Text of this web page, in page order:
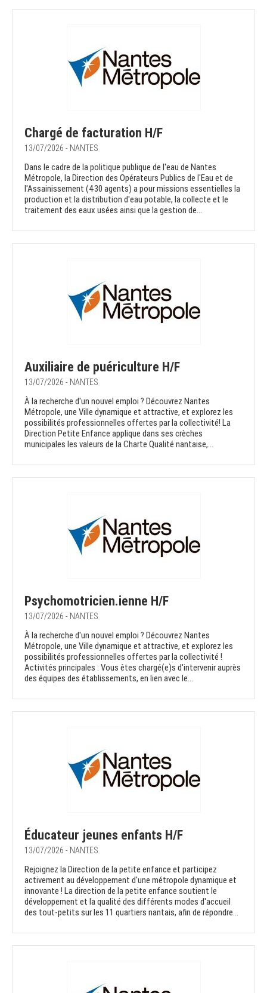
Chargé de facturation H/F
13/07/2026 - NANTES
Dans le cadre de la politique publique de l'eau de Nantes
Métropole, la Direction des Opérateurs Publics de l'Eau et de
l'Assainissement (430 agents) a pour missions essentielles la
production et la distribution d'eau potable, la collecte et le
traitement des eaux usées ainsi que la gestion de...
Auxiliaire de puériculture H/F
13/07/2026 - NANTES
À la recherche d'un nouvel emploi ? Découvrez Nantes
Métropole, une Ville dynamique et attractive, et explorez les
possibilités professionnelles offertes par la collectivité! La
Direction Petite Enfance applique dans ses crèches
municipales les valeurs de la Charte Qualité nantaise,...
Psychomotricien.ienne H/F
13/07/2026 - NANTES
À la recherche d'un nouvel emploi ? Découvrez Nantes
Métropole, une Ville dynamique et attractive, et explorez les
possibilités professionnelles offertes par la collectivité !
Activités principales : Vous êtes chargé(e)s d'intervenir auprès
des équipes des établissements, en lien avec le...
Éducateur jeunes enfants H/F
13/07/2026 - NANTES
Rejoignez la Direction de la petite enfance et participez
activement au développement d'une métropole dynamique et
innovante ! La direction de la petite enfance soutient le
développement et la qualité des différents modes d'accueil
des tout-petits sur les 11 quartiers nantais, afin de répondre...